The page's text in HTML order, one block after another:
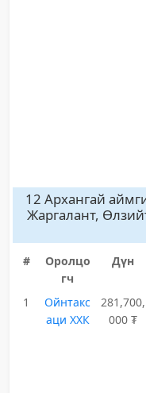
12 Архангай
Жаргалант,
#
Оролцо
гч
Дүн
1
Ойнтакс
аци ХХК
281,700,
000 ₮